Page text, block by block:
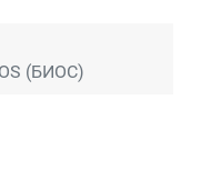
(БИОС)